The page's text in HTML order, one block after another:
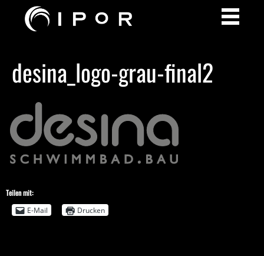
desina_logo-grau-final2
Teilen mit:
E-Mail
Drucken